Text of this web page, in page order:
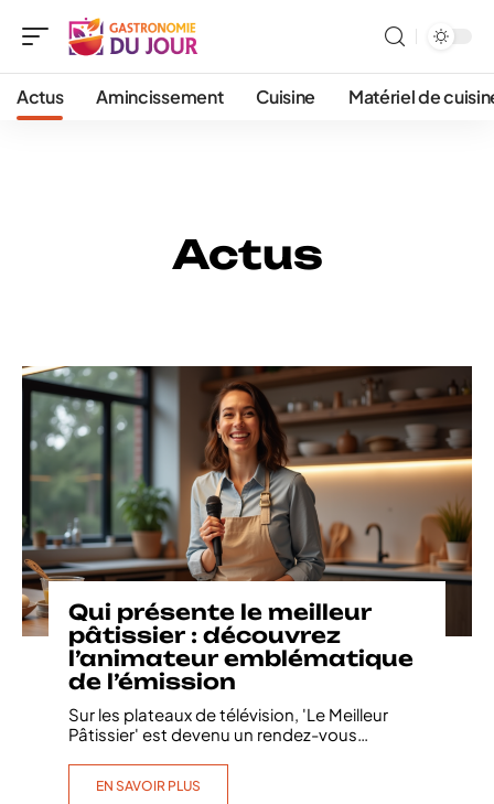
Actus Amincissement Cuisine Matériel de
Actus
Qui présente le meilleur
pâtissier : découvrez
l’animateur emblématique
de l’émission
Sur les plateaux de télévision, 'Le Meilleur
Pâtissier' est devenu un rendez-vous
EN SAVOIR PLUS